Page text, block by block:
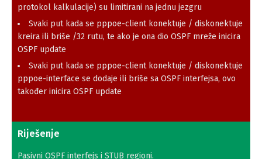
protokol kalkulacije) su limitirani na jednu jezgru
Svaki put kada se pppoe-client konektuje / diskonektuje
kreira ili briše /32 rutu, te ako je ona dio OSPF mreže inicira
OSPF update
Svaki put kada se pppoe-client konektuje / diskonektuje
pppoe-interface se dodaje ili briše sa OSPF interfejsa, ovo
također inicira OSPF update
Riješenje
Pasivni OSPF interfejs i STUB regioni.